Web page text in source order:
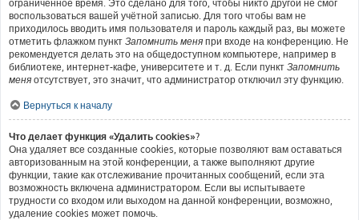
ограниченное время. Это сделано для того, чтобы никто другой не смог
воспользоваться вашей учётной записью. Для того чтобы вам не
приходилось вводить имя пользователя и пароль каждый раз, вы можете
отметить флажком пункт Запомнить меня при входе на конференцию. Не
рекомендуется делать это на общедоступном компьютере, например в
библиотеке, интернет-кафе, университете и т. д. Если пункт Запомнить
меня отсутствует, это значит, что администратор отключил эту функцию.
Вернуться к началу
Что делает функция «Удалить cookies»?
Она удаляет все созданные cookies, которые позволяют вам оставаться
авторизованным на этой конференции, а также выполняют другие
функции, такие как отслеживание прочитанных сообщений, если эта
возможность включена администратором. Если вы испытываете
трудности со входом или выходом на данной конференции, возможно,
удаление cookies может помочь.